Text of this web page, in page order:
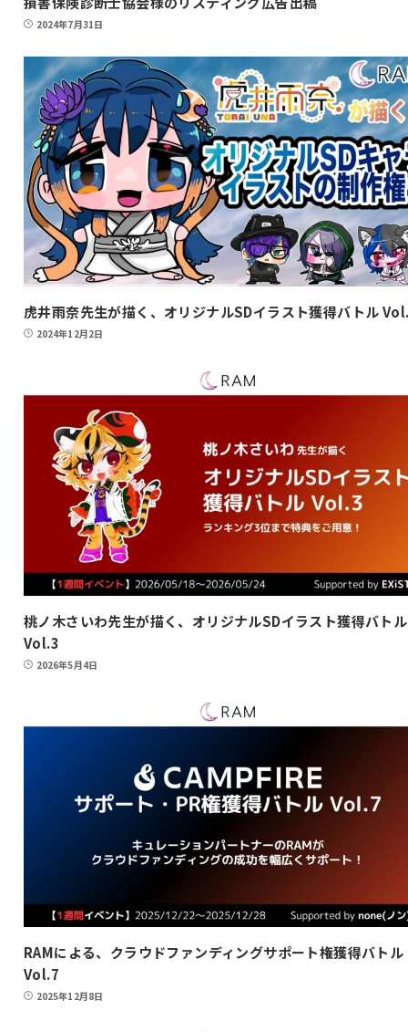
2024年7月31日
虎井雨奈先生が描く、オリジナルSDイラスト獲得バトル
2024年12月2日
桃ノ木さいわ先生が描く、オリジナルSDイラスト獲得バトル
Vol.3
2026年5月4日
RAMによる、クラウドファンディングサポート権獲得バトル
Vol.7
2025年12月8日